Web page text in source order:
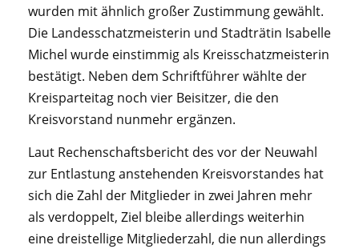
wurden mit ähnlich großer Zustimmung gewählt.
Die Landesschatzmeisterin und Stadträtin Isabelle
Michel wurde einstimmig als Kreisschatzmeisterin
bestätigt. Neben dem Schriftführer wählte der
Kreisparteitag noch vier Beisitzer, die den
Kreisvorstand nunmehr ergänzen.
Laut Rechenschaftsbericht des vor der Neuwahl
zur Entlastung anstehenden Kreisvorstandes hat
sich die Zahl der Mitglieder in zwei Jahren mehr
als verdoppelt, Ziel bleibe allerdings weiterhin
eine dreistellige Mitgliederzahl, die nun allerdings